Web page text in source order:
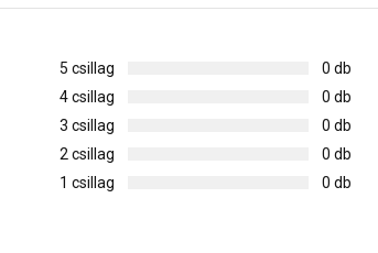
5 csillag
0 db
4 csillag
0 db
3 csillag
0 db
2 csillag
0 db
1 csillag
0 db